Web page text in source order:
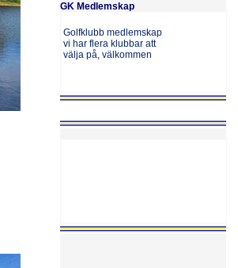
GK Medlemskap
Golfklubb medlemskap
vi har flera klubbar att
välja på, välkommen